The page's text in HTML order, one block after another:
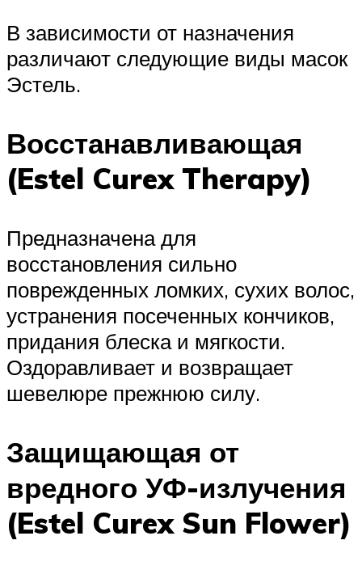
В зависимости от назначения
различают следующие виды масок
Эстель.
Восстанавливающая
(Estel Curex Therapy)
Предназначена для
восстановления сильно
поврежденных ломких, сухих волос,
устранения посеченных кончиков,
придания блеска и мягкости.
Оздоравливает и возвращает
шевелюре прежнюю силу.
Защищающая от
вредного УФ-излучения
(Estel Curex Sun Flower)